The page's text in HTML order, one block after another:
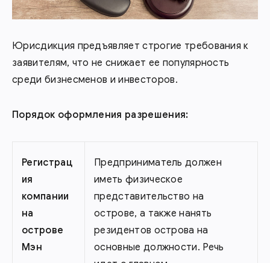
Юрисдикция предъявляет строгие требования к
заявителям, что не снижает ее популярность
среди бизнесменов и инвесторов.
Порядок оформления разрешения:
Регистрац
ия
компании
на
острове
Мэн
Предприниматель должен
иметь физическое
представительство на
острове, а также нанять
резидентов острова на
основные должности. Речь